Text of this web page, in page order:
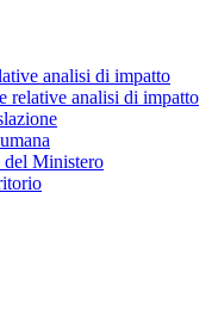
analisi di impatto
relative analisi di impatto
del Ministero